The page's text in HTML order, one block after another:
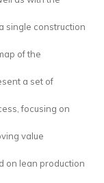
single construction
of the
a set of
focusing on
value
on lean production